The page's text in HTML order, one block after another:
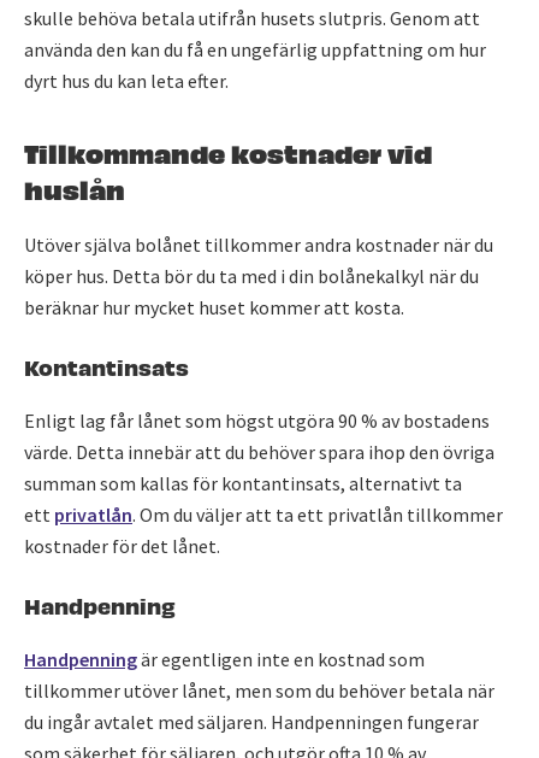
skulle behöva betala utifrån husets slutpris. Genom att
använda den kan du få en ungefärlig uppfattning om hur
dyrt hus du kan leta efter.
Tillkommande kostnader vid
huslån
Utöver själva bolånet tillkommer andra kostnader när du
köper hus. Detta bör du ta med i din bolånekalkyl när du
beräknar hur mycket huset kommer att kosta.
Kontantinsats
Enligt lag får lånet som högst utgöra 90 % av bostadens
värde. Detta innebär att du behöver spara ihop den övriga
summan som kallas för kontantinsats, alternativt ta
ett privatlån. Om du väljer att ta ett privatlån tillkommer
kostnader för det lånet.
Handpenning
Handpenningär egentligen inte en kostnad som
tillkommer utöver lånet, men som du behöver betala när
du ingår avtalet med säljaren. Handpenningen fungerar
som säkerhet för säljaren, och utgör ofta 10 % av